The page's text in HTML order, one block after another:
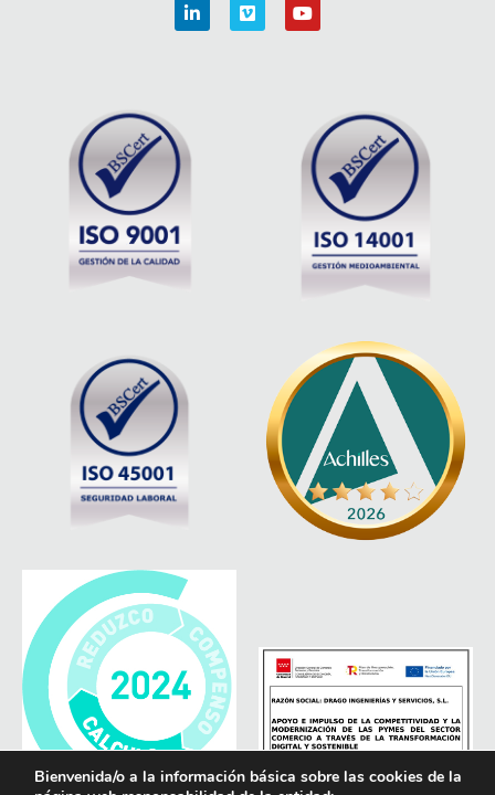
Bienvenida/o a la información básica sobre las cookies de la